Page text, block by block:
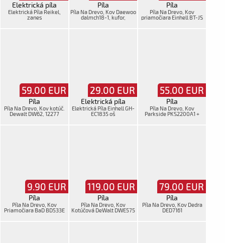
Elektrická píla
Elektrická Píla Reikel,
zanes
Píla
Píla Na Drevo, Kov Daewoo
dalmch18-1, kufor,
Píla
Píla Na Drevo, Kov
priamočiara Einhell BT-JS
59.00 EUR
Píla
Píla Na Drevo, Kov kotúč.
Dewalt DW62, 12277
29.00 EUR
Elektrická píla
Elektrická Píla Einhell GH-
EC1835 oš
55.00 EUR
Píla
Píla Na Drevo, Kov
Parkside PKS2200A1 +
9.90 EUR
Píla
Píla Na Drevo, Kov
Priamočiara BaD BD533E
119.00 EUR
Píla
Píla Na Drevo, Kov
Kotúčová DeWalt DWE575
79.00 EUR
Píla
Píla Na Drevo, Kov Dedra
DED7161